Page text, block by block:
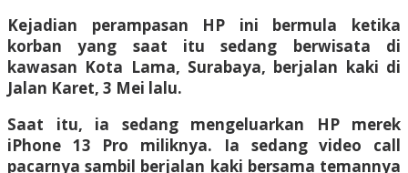
Kejadian perampasan HP ini bermula ketika
korban yang saat itu sedang berwisata di
kawasan Kota Lama, Surabaya, berjalan kaki di
Jalan Karet, 3 Mei lalu.
Saat itu, ia sedang mengeluarkan HP merek
iPhone 13 Pro miliknya. Ia sedang video call
pacarnya sambil berjalan kaki bersama temannya